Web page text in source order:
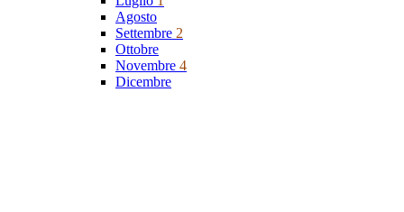
Agosto
Settembre 2
Ottobre
Novembre 4
Dicembre